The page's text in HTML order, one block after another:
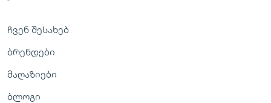
ჩვენ შესახებ
ბრენდები
მაღაზიები
ბლოგი